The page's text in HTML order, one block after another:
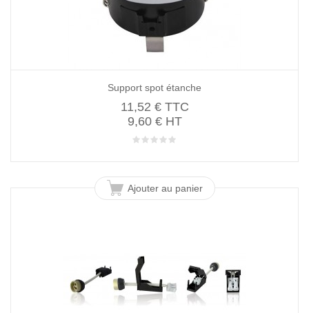
Support spot étanche
11,52 €TTC
9,60 € HT
Ajouter au panier